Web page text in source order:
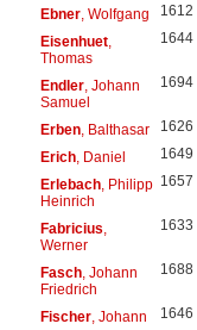
Ebner, Wolfgang 1612
Eisenhuet,
Thomas
1644
Endler, Johann
Samuel
1694
Erben, Balthasar 1626
Erich, Daniel 1649
Erlebach, Philipp
Heinrich
1657
Fabricius
Werner
1633
Fasch, Johann
Friedrich
1688
Fischer, Johann 1646